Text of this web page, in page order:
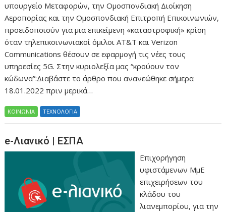
υπουργείο Μεταφορών, την Ομοσπονδιακή Διοίκηση
Αεροπορίας και την Ομοσπονδιακή Επιτροπή Επικοινωνιών,
προειδοποιούν για μια επικείμενη «καταστροφική» κρίση
όταν τηλεπικοινωνιακοί όμιλοι AT&T και Verizon
Communications θέσουν σε εφαρμογή τις νέες τους
υπηρεσίες 5G. Στην κυριολεξία μας “κρούουν τον
κώδωνα”:Διαβάστε το άρθρο που ανανεώθηκε σήμερα
18.01.2022 πριν μερικά…
ΚΟΙΝΩΝΙΑ ΤΕΧΝΟΛΟΓΙΑ
e-Λιανικό | ΕΣΠΑ
Επιχορήγηση
υφιστάμενων ΜμΕ
επιχειρήσεων του
κλάδου του
λιανεμπορίου, για την